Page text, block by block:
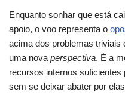
Enquanto sonhar que está
apoio, o voo representa o
acima dos problemas triviais
uma nova perspectiva. É a
recursos internos suficientes
sem se deixar abater por